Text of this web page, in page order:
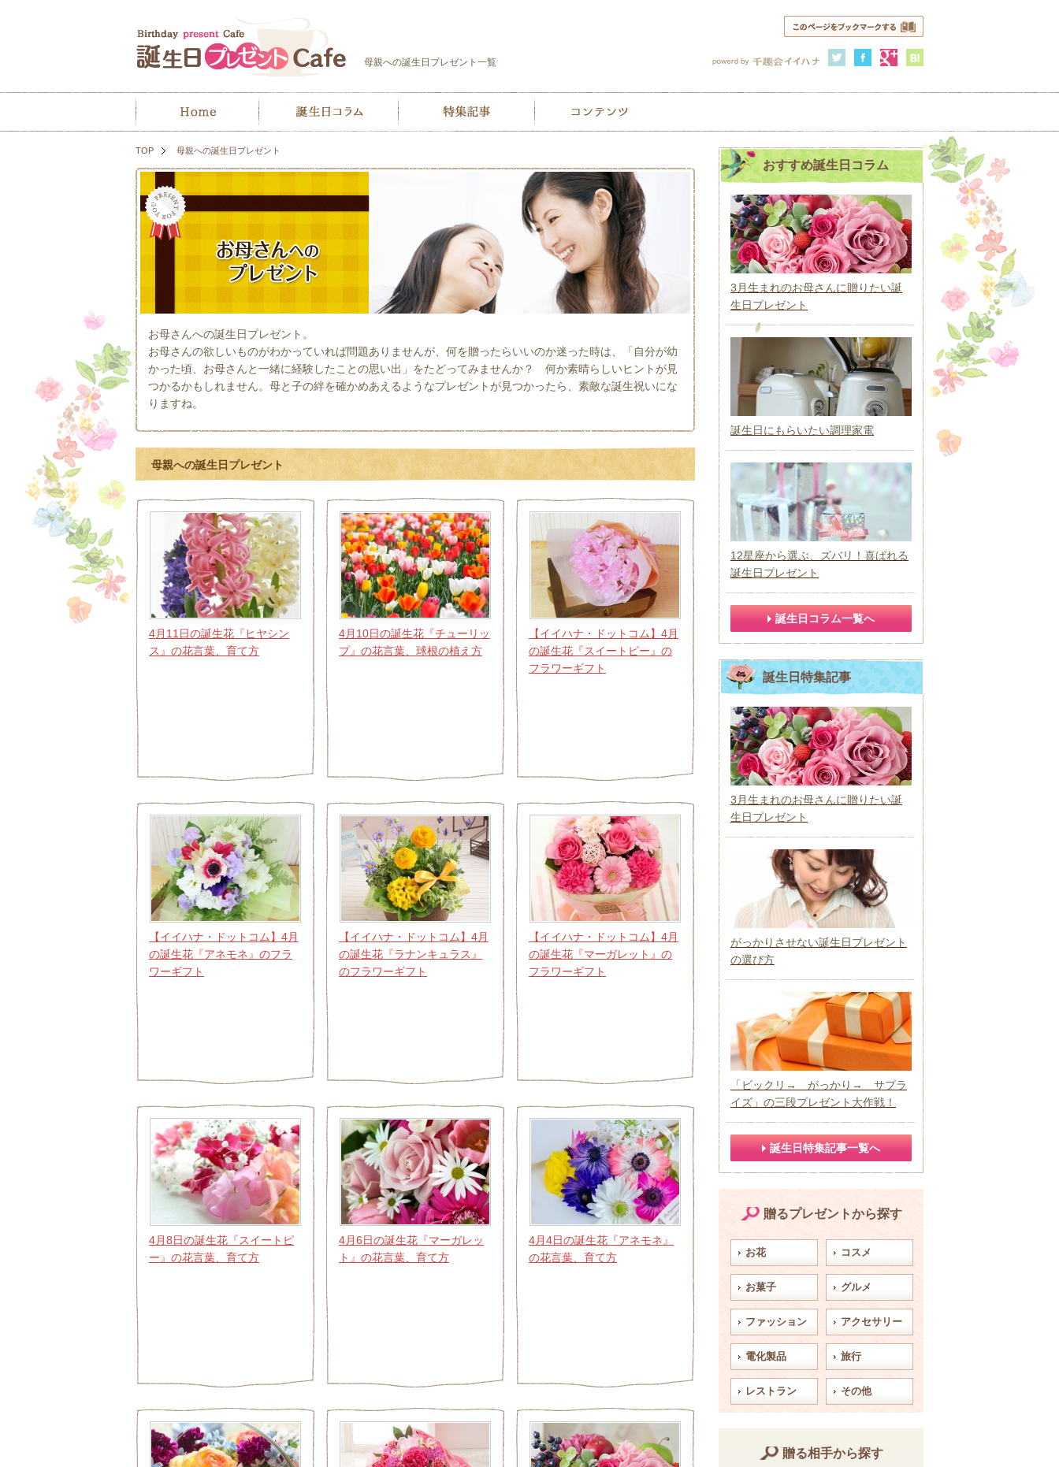
母親への誕生日プレゼント一覧
TOP 母親への誕生日プレゼント
お母さんへの誕生日プレゼント。
お母さんの欲しいものがわかっていれば問題ありませんが、何を贈ったらいいのか迷った時は、「自分が幼
かった頃、お母さんと一緒に経験したことの思い出」をたどってみませんか？ 何か素晴らしいヒントが見
つかるかもしれません。母と子の絆を確かめあえるようなプレゼントが見つかったら、素敵な誕生祝いにな
りますね。
母親への誕生日プレゼント
4月11日の誕生花『ヒヤシン
ス』の花言葉、育て方
4月10日の誕生花『チューリッ
プ』の花言葉、球根の植え方
【イイハナ・ドットコム】4月
の誕生花『スイートピー』の
フラワーギフト
【イイハナ・ドットコム】4月
の誕生花『アネモネ』のフラ
ワーギフト
【イイハナ・ドットコム】4月
の誕生花『ラナンキュラス』
のフラワーギフト
【イイハナ・ドットコム】4月
の誕生花『マーガレット』の
フラワーギフト
4月8日の誕生花『スイートピ
ー』の花言葉、育て方
4月6日の誕生花『マーガレッ
ト』の花言葉、育て方
4月4日の誕生花『アネモネ』
の花言葉、育て方
おすすめ誕生日コラム
3月生まれのお母さんに贈りたい誕
生日プレゼント
誕生日にもらいたい調理家電
12星座から選ぶ、ズバリ！喜ばれる
誕生日プレゼント
誕生日コラム一覧へ
誕生日特集記事
3月生まれのお母さんに贈りたい誕
生日プレゼント
がっかりさせない誕生日プレゼント
の選び方
「ビックリ→ がっかり→ サプラ
イズ」の三段プレゼント大作戦！
誕生日特集記事一覧へ
贈るプレゼントから探す
お花 コスメ
お菓子 グルメ
ファッション アクセサリー
電化製品 旅行
レストラン その他
贈る相手から探す